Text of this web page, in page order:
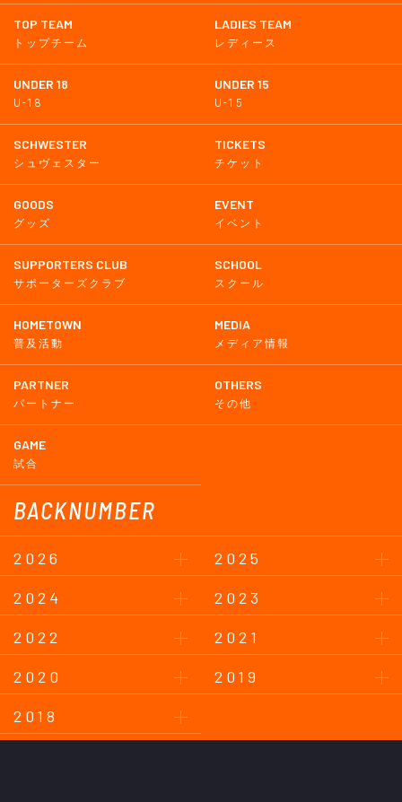
TOP TEAM
トップチーム
LADIES TEAM
レディース
UNDER 18
U-18
UNDER 15
U-15
SCHWESTER
シュヴェスター
TICKETS
チケット
GOODS
グッズ
EVENT
イベント
SUPPORTERS CLUB
サポーターズクラブ
SCHOOL
スクール
HOMETOWN
普及活動
MEDIA
メディア情報
PARTNER
パートナー
OTHERS
その他
GAME
試合
BACKNUMBER
2026
2025
2024
2023
2022
2021
2020
2019
2018